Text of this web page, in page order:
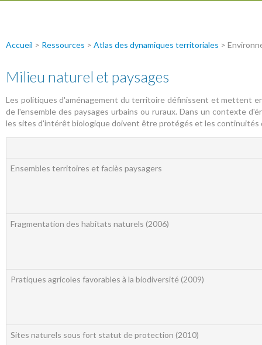
Accueil > Ressources > Atlas des dynamiques territoriales >
Milieu naturel et paysages
Les politiques d'aménagement du territoire définissent et mettent
de l'ensemble des paysages urbains ou ruraux. Dans un contexte
les sites d'intérêt biologique doivent être protégés et les continuités
Ensembles territoires et faciès paysagers
Fragmentation des habitats naturels (2006)
Pratiques agricoles favorables à la biodiversité (2009)
Sites naturels sous fort statut de protection (2010)